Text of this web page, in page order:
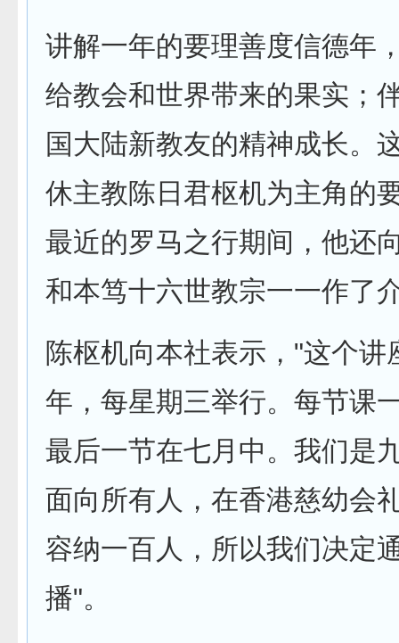
讲解一年的要理善度信德年
给教会和世界带来的果实；
国大陆新教友的精神成长。
休主教陈日君枢机为主角的
最近的罗马之行期间，他还
和本笃十六世教宗一一作了
陈枢机向本社表示，"这个讲
年，每星期三举行。每节课
最后一节在七月中。我们是
面向所有人，在香港慈幼会
容纳一百人，所以我们决定
播"。